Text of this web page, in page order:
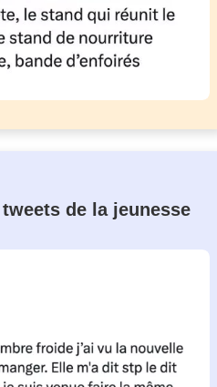
de la jeunesse